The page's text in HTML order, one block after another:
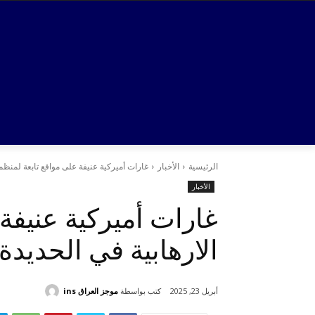
الرئيسية الأخبار غارات أميركية عنيفة على مواقع تابعة
الأخبار
غارات أميركية
الارهابية في
أبريل 23, 2025 كتب بواسطة موجز العراق ins